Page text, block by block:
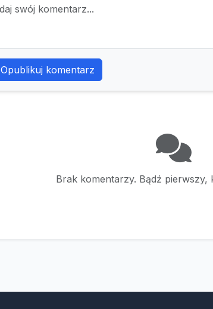
Opublikuj komentarz
Brak komentarzy. Bądź pierwszy,